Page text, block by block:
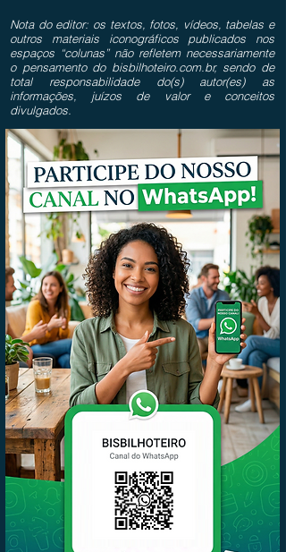
Nota do editor: os textos, fotos, vídeos, tabelas e
outros materiais iconográficos publicados nos
espaços “colunas” não refletem necessariamente
o pensamento do bisbilhoteiro.com.br, sendo de
total responsabilidade do(s) autor(es) as
informações, juízos de valor e conceitos
divulgados.